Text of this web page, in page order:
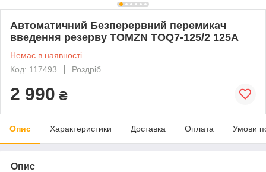
Автоматичний Безперервний перемикач
введення резерву TOMZN TOQ7-125/2 125А
Немає в наявності
Код: 117493
Роздріб
2 990 ₴
Опис Характеристики Доставка Оплата Умови
Опис